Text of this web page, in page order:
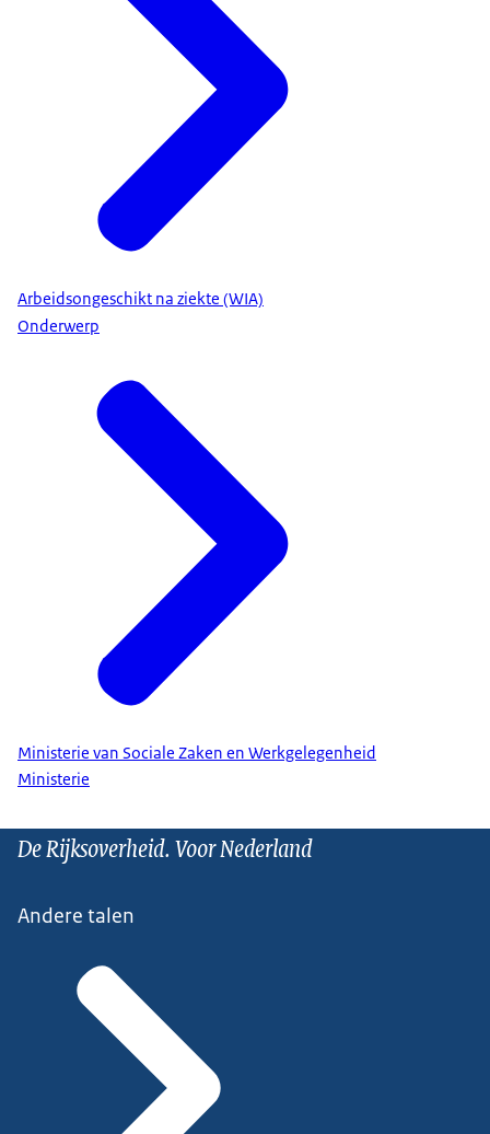
Arbeidsongeschikt na ziekte (WIA)
Onderwerp
Ministerie van Sociale Zaken en Werkgelegenheid
Ministerie
De Rijksoverheid. Voor Nederland
Andere talen